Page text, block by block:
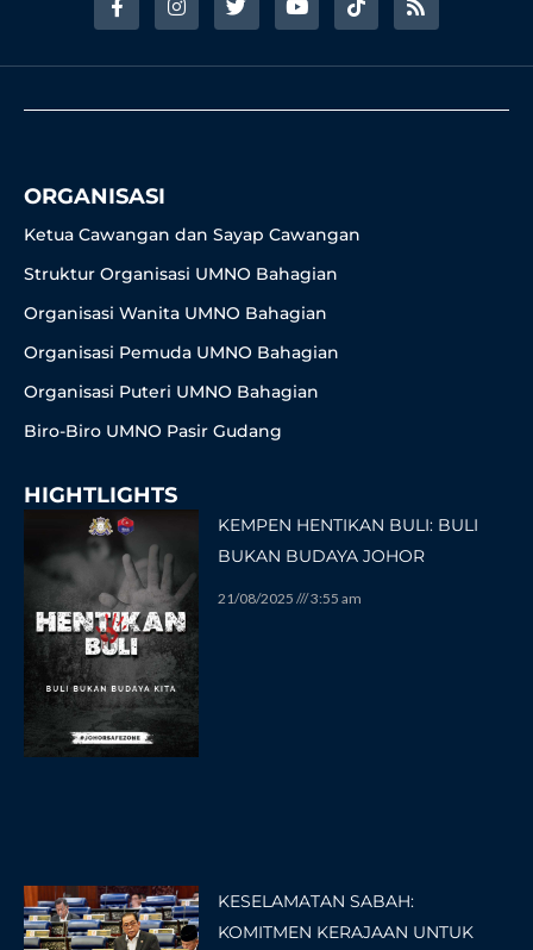
a
c
b
o
n
s
a
r
w
i
t
r
o
u
u
e
i
k
o
s
s
ORGANISASI
Ketua Cawangan dan Sayap Cawangan
Struktur Organisasi UMNO Bahagian
Organisasi Wanita UMNO Bahagian
Organisasi Pemuda UMNO Bahagian
Organisasi Puteri UMNO Bahagian
Biro-Biro UMNO Pasir Gudang
HIGHTLIGHTS
KEMPEN HENTIKAN BULI: BULI
BUKAN BUDAYA JOHOR
21/08/2025 3:55 am
KESELAMATAN SABAH:
KOMITMEN KERAJAAN UNTUK